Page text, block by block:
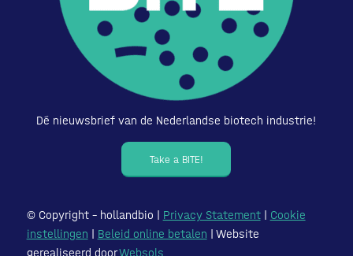
Dé nieuwsbrief van de Nederlandse biotech industrie!
Take a BITE!
© Copyright – hollandbio | Privacy Statement| Cookie
instellingen | Beleid online betalen | Website
gerealiseerd doorWebsols